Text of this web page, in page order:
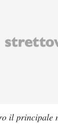
il principale